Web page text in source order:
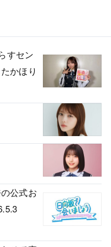
すセン
かほり
公式お